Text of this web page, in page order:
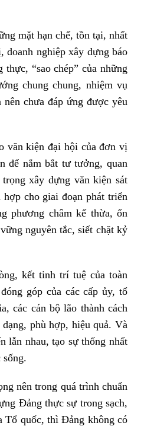
mặt hạn chế, tồn tại, nhất
nghiệp xây dựng báo
“sao chép” của những
chung chung, nhiệm vụ
chưa đáp ứng được yêu
văn kiện đại hội của đơn vị
để nắm bắt tư tưởng, quan
xây dựng văn kiện sát
cho giai đoạn phát triển
phương châm kế thừa, ổn
nguyên tắc, siết chặt kỷ
kết tinh trí tuệ của toàn
góp của các cấp ủy, tổ
các cán bộ lão thành cách
phù hợp, hiệu quả. Và
lẫn nhau, tạo sự thống nhất
nên trong quá trình chuẩn
Đảng thực sự trong sạch,
Tổ quốc, thì Đảng không có